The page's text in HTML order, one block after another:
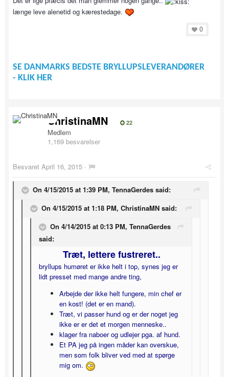
længe leve alenetid og kærestedage.
0
SE DANMARKS BEDSTE BRYLLUPSLEVERANDØRER
- KLIK HER
ChristinaMN 22
Medlem
1,169 besvarelser
Besvaret April 16, 2015 ·
On 4/15/2015 at 1:39 PM, TennaGerdes said:
On 4/15/2015 at 1:18 PM, ChristinaMN said:
On 4/14/2015 at 0:13 PM, TennaGerdes
said:
Træt, lettere fustreret..
bryllups humøret er ikke helt i top, synes jeg er
lidt presset med mange andre ting,
Arbejde der ikke helt fungere, min chef er
en kost! (det er en mand).
Træt, vi passer hund og er der noget jeg
ikke er er det et morgen menneske..
klager fra naboer og udlejer pga. af hund.
Et PA jeg på ingen måder kan overskue,
men som folk bliver ved med at spørge
mig om.